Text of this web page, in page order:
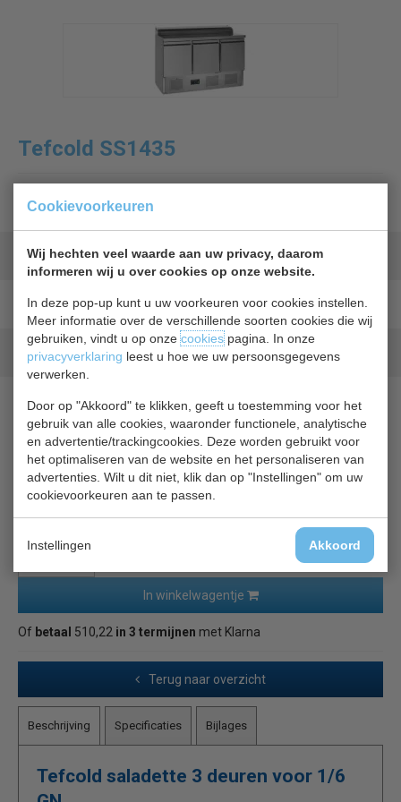
Cookievoorkeuren
Wij hechten veel waarde aan uw privacy, daarom
informeren wij u over cookies op onze website.
In deze pop-up kunt u uw voorkeuren voor cookies instellen.
Meer informatie over de verschillende soorten cookies die wij
gebruiken, vindt u op onzecookiespagina. In onze
privacyverklaring leest u hoe we uw persoonsgegevens
verwerken.
Door op "Akkoord" te klikken, geeft u toestemming voor het
gebruik van alle cookies, waaronder functionele, analytische
en advertentie/trackingcookies. Deze worden gebruikt voor
het optimaliseren van de website en het personaliseren van
advertenties. Wilt u dit niet, klik dan op "Instellingen" om uw
cookievoorkeuren aan te passen.
Instellingen Akkoord
Tefcold SS1435
Merk
Artikelnummer
16467
1 jaar
Levertijd
2 - 3 werkdagen
€ 1686,00
€ 1265,00(exc. BTW)
€ 1530,65 (inc. BTW)
In winkelwagentje
Of betaal 510,22 in 3 termijnen met Klarna
Terug naar overzicht
Beschrijving Specificaties Bijlages
Tefcold saladette 3 deuren voor 1/6